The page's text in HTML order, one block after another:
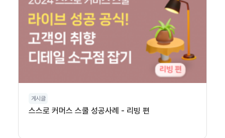
게시글
스스로 커머스 스쿨 성공사례 - 리빙 편